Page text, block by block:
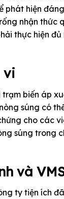
hiện
nhận thức
thực hiện
vi
biến áp
súng có
cho các
súng trong
và
ty tiện ích